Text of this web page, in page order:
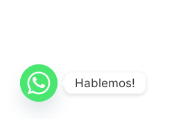
Hablemos!